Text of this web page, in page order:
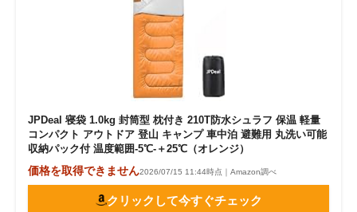
JPDeal 寝袋 1.0kg 封筒型 枕付き 210T防水シュラフ 保温 軽量
コンパクト アウトドア 登山 キャンプ 車中泊 避難用 丸洗い可能
収納パック付 温度範囲-5℃-＋25℃（オレンジ）
価格を取得できません2026/07/15 11:44時点｜Amazon調べ
クリックして今すぐチェック